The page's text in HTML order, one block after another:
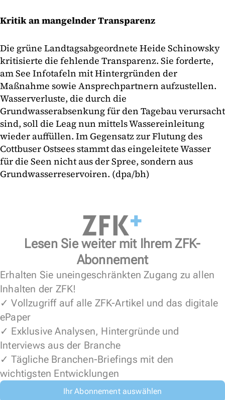
Kritik an mangelnder Transparenz
Die grüne Landtagsabgeordnete Heide Schinowsky
kritisierte die fehlende Transparenz. Sie forderte,
am See Infotafeln mit Hintergründen der
Maßnahme sowie Ansprechpartnern aufzustellen.
Wasserverluste, die durch die
Grundwasserabsenkung für den Tagebau verursacht
sind, soll die Leag nun mittels Wassereinleitung
wieder auffüllen. Im Gegensatz zur Flutung des
Cottbuser Ostsees stammt das eingeleitete Wasser
für die Seen nicht aus der Spree, sondern aus
Grundwasserreservoiren. (dpa/bh)
Lesen Sie weiter mit Ihrem ZFK-
Abonnement
Erhalten Sie uneingeschränkten Zugang zu allen
Inhalten der ZFK!
✓ Vollzugriff auf alle ZFK-Artikel und das digitale
ePaper
✓ Exklusive Analysen, Hintergründe und
Interviews aus der Branche
✓ Tägliche Branchen-Briefings mit den
wichtigsten Entwicklungen
Ihr Abonnement auswählen